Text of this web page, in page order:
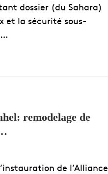
dossier (du Sahara)
et la sécurité sous-
remodelage de
de l’Alliance